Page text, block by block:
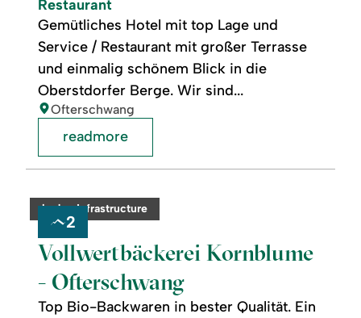
Restaurant
Gemütliches Hotel mit top Lage und
Service / Restaurant mit großer Terrasse
und einmalig schönem Blick in die
Oberstdorfer Berge. Wir sind...
location:
Ofterschwang
readmore
category:
badge.infrastructure
2
Vollwertbäckerei Kornblume
- Ofterschwang
Top Bio-Backwaren in bester Qualität. Ein
readmore:
Kornblume
Ofterschwang